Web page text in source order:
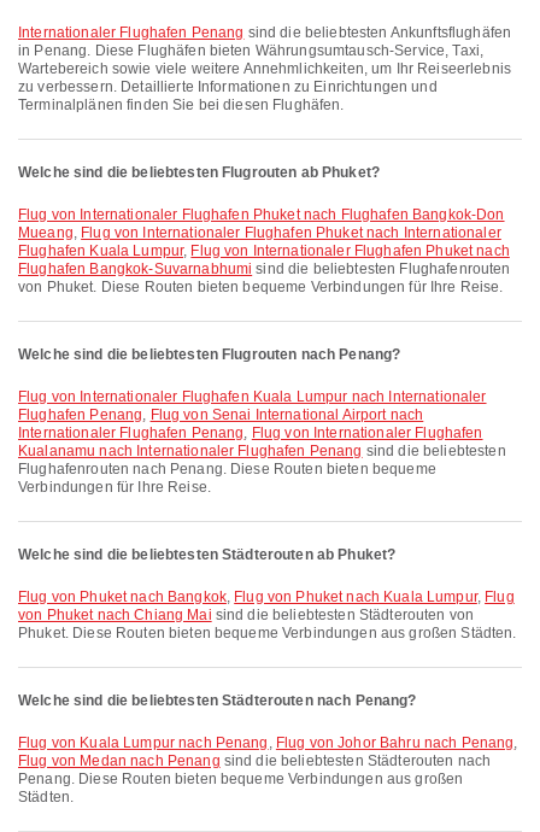
Internationaler Flughafen Penang sind die beliebtesten Ankunftsflughäfen
in Penang. Diese Flughäfen bieten Währungsumtausch-Service, Taxi,
Wartebereich sowie viele weitere Annehmlichkeiten, um Ihr Reiseerlebnis
zu verbessern. Detaillierte Informationen zu Einrichtungen und
Terminalplänen finden Sie bei diesen Flughäfen.
Welche sind die beliebtesten Flugrouten ab Phuket?
Flug von Internationaler Flughafen Phuket nach Flughafen Bangkok-Don
Mueang, Flug von Internationaler Flughafen Phuket nach Internationaler
Flughafen Kuala Lumpur, Flug von Internationaler Flughafen Phuket nach
Flughafen Bangkok-Suvarnabhumi sind die beliebtesten Flughafenrouten
von Phuket. Diese Routen bieten bequeme Verbindungen für Ihre Reise.
Welche sind die beliebtesten Flugrouten nach Penang?
Flug von Internationaler Flughafen Kuala Lumpur nach Internationaler
Flughafen Penang, Flug von Senai International Airport nach
Internationaler Flughafen Penang, Flug von Internationaler Flughafen
Kualanamu nach Internationaler Flughafen Penang sind die beliebtesten
Flughafenrouten nach Penang. Diese Routen bieten bequeme
Verbindungen für Ihre Reise.
Welche sind die beliebtesten Städterouten ab Phuket?
Flug von Phuket nach Bangkok, Flug von Phuket nach Kuala Lumpur, Flug
von Phuket nach Chiang Mai sind die beliebtesten Städterouten von
Phuket. Diese Routen bieten bequeme Verbindungen aus großen Städten.
Welche sind die beliebtesten Städterouten nach Penang?
Flug von Kuala Lumpur nach Penang , Flug von Johor Bahru nach Penang,
Flug von Medan nach Penang sind die beliebtesten Städterouten nach
Penang. Diese Routen bieten bequeme Verbindungen aus großen
Städten.